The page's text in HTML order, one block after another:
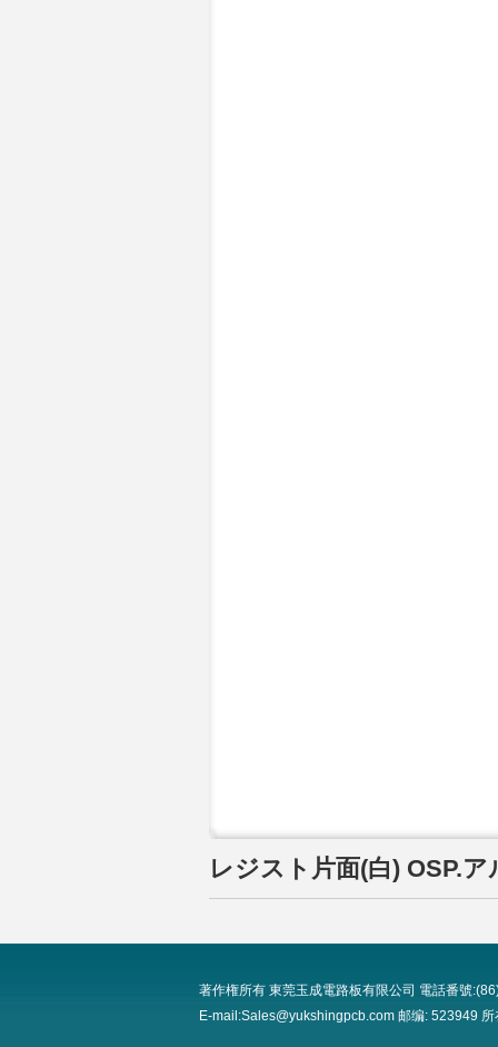
レジスト片面(白) OSP.ア
著作権所有 東莞玉成電路板有限公司 電話番號
E-mail:Sales@yukshingpcb.com 邮编: 523949